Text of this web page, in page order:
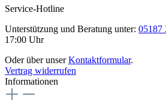
Service-Hotline
Unterstützung und Beratung unter: 05187
17:00 Uhr
Oder über unserKontaktformular.
Vertrag widerrufen
Informationen